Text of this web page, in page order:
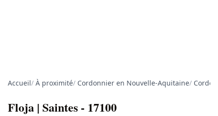
Accueil/ À proximité/ Cordonnier en Nouvelle-Aquitaine/
Floja | Saintes - 17100